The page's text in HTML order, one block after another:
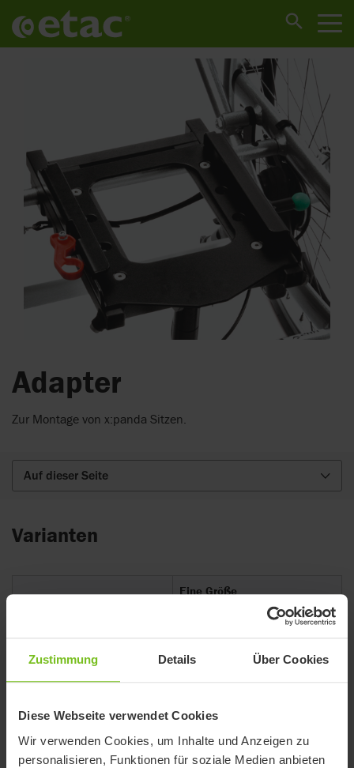
Zustimmung Details Über Cookies
Diese Webseite verwendet Cookies
Wir verwenden Cookies, um Inhalte und Anzeigen zu
personalisieren, Funktionen für soziale Medien anbieten
Adapter
Zur Montage von x:panda Sitzen.
Auf dieser Seite
Varianten
Eine Größe
Dokumente
Das Herunterladen von Benutzerhandbüchern ist nur für den